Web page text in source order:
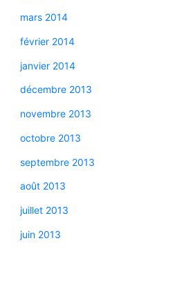
mars 2014
février 2014
janvier 2014
décembre 2013
novembre 2013
octobre 2013
septembre 2013
août 2013
juillet 2013
juin 2013